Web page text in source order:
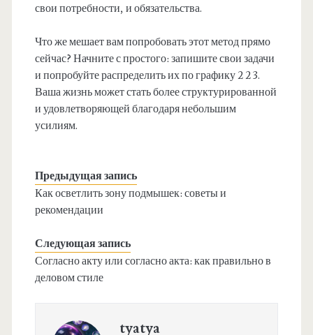
свои потребности, и обязательства.
Что же мешает вам попробовать этот метод прямо
сейчас? Начните с простого: запишите свои задачи
и попробуйте распределить их по графику 2 2 3.
Ваша жизнь может стать более структурированной
и удовлетворяющей благодаря небольшим
усилиям.
Предыдущая запись
Как осветлить зону подмышек: советы и
рекомендации
Следующая запись
Согласно акту или согласно акта: как правильно в
деловом стиле
tyatya